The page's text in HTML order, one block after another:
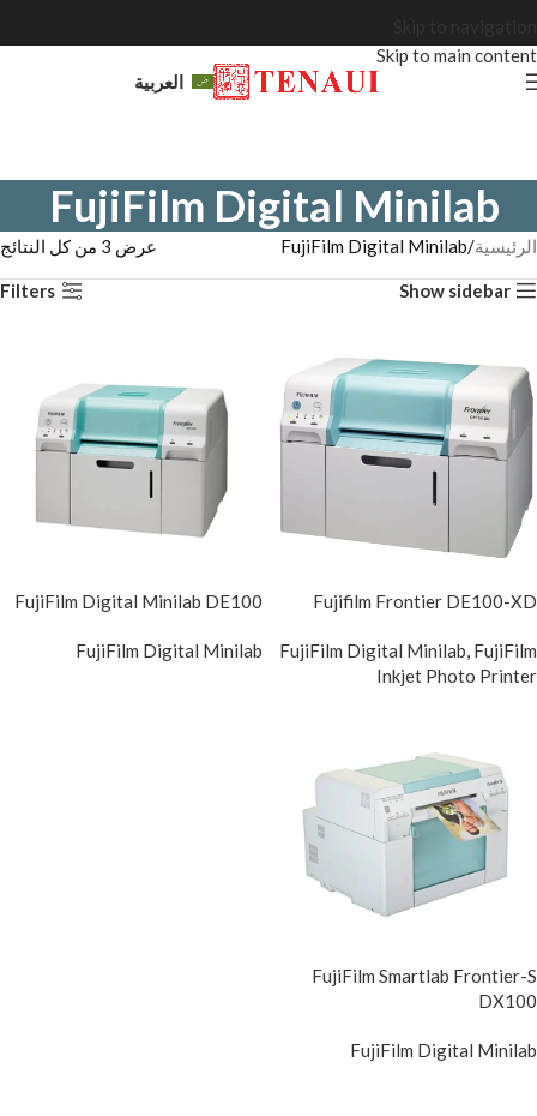
Skip to main content
العربية
FujiFilm Digital Minilab
الرئيسية FujiFilm Digital Minilab عرض ⁦3⁩ من كل النتائج
Show sidebar
Filters
Fujifilm Frontier DE100-XD
FujiFilm Digital Minilab, FujiFilm
Inkjet Photo Printer
FujiFilm Digital Minilab DE100
FujiFilm Digital Minilab
FujiFilm Smartlab Frontier-S
DX100
FujiFilm Digital Minilab